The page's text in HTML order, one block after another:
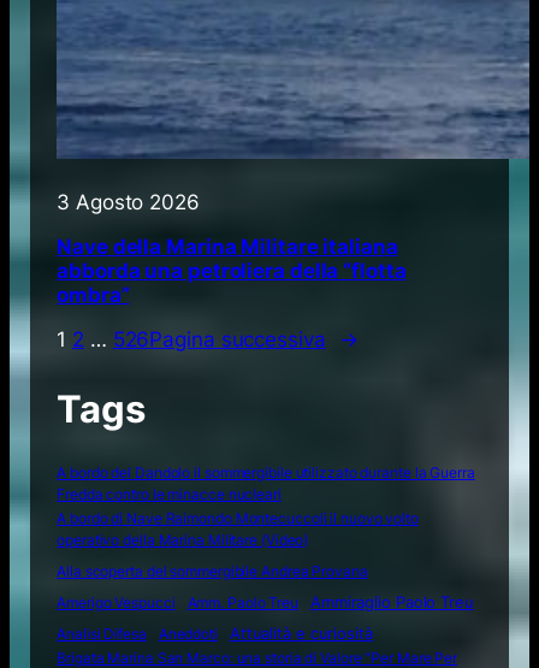
3 Agosto 2026
Nave della Marina Militare italiana
abborda una petroliera della “flotta
ombra”
1 2 … 526Pagina successiva →
Tags
A bordo del Dandolo il sommergibile utilizzato durante la Guerra
Fredda contro le minacce nucleari
A bordo di Nave Raimondo Montecuccoli il nuovo volto
operativo della Marina Militare (Video)
Alla scoperta del sommergibile Andrea Provana
Amerigo Vespucci
Amm. Paolo Treu
Ammiraglio Paolo Treu
Analisi Difesa
Aneddoti Attualità e curiosità
Brigata Marina San Marco: una storia di Valore "Per Mare Per